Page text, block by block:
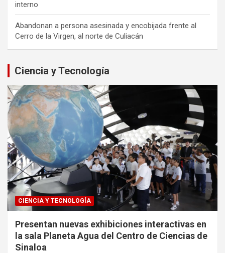
interno
Abandonan a persona asesinada y encobijada frente al
Cerro de la Virgen, al norte de Culiacán
Ciencia y Tecnología
CIENCIA Y TECNOLOGÍA
Presentan nuevas exhibiciones interactivas en
la sala Planeta Agua del Centro de Ciencias de
Sinaloa